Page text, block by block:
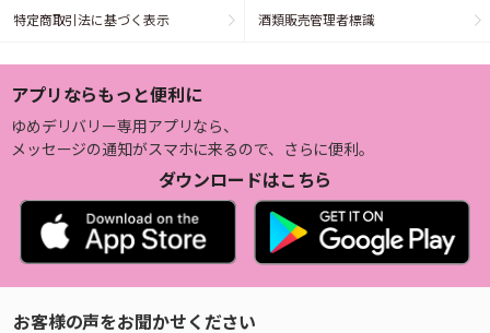
特定商取引法に基づく表示 酒類販売管理者標識
アプリならもっと便利に
ゆめデリバリー専用アプリなら、
メッセージの通知がスマホに来るので、さらに便利。
ダウンロードはこちら
お客様の声をお聞かせください